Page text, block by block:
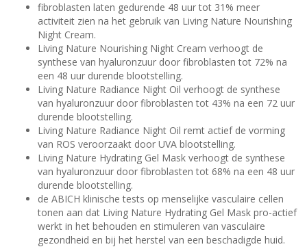
fibroblasten laten gedurende 48 uur tot 31% meer
activiteit zien na het gebruik van Living Nature Nourishing
Night Cream.
Living Nature Nourishing Night Cream verhoogt de
synthese van hyaluronzuur door fibroblasten tot 72% na
een 48 uur durende blootstelling.
Living Nature Radiance Night Oil verhoogt de synthese
van hyaluronzuur door fibroblasten tot 43% na een 72 uur
durende blootstelling.
Living Nature Radiance Night Oil remt actief de vorming
van ROS veroorzaakt door UVA blootstelling.
Living Nature Hydrating Gel Mask verhoogt de synthese
van hyaluronzuur door fibroblasten tot 68% na een 48 uur
durende blootstelling.
de ABICH klinische tests op menselijke vasculaire cellen
tonen aan dat Living Nature Hydrating Gel Mask pro-actief
werkt in het behouden en stimuleren van vasculaire
gezondheid en bij het herstel van een beschadigde huid.